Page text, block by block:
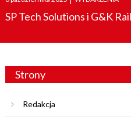
on
SP Tech Solutions i G&K
Strony
Redakcja